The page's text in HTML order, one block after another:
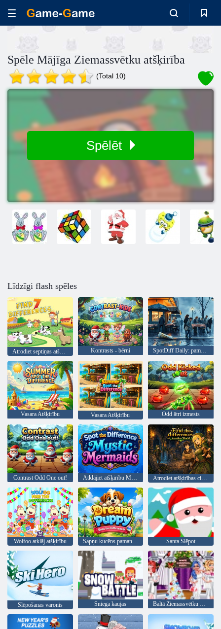
Spēle Mājīga Ziemassvētku atšķirība
(Total 10)
Spēlēt
Līdzīgi flash spēles
Atrodiet septiņas atšķirības Kontrasts - bērni SpotDiff Daily: pamaniet atšķirību
Vasara Atšķirību Vasara Atšķirību Odd ātri izmests
Contrast Odd One out! Atklājiet atšķirību Mistiskās nāras Atrodiet atšķirības citā pasaulē
Wolfoo atklāj atšķirību Sapņu kucēns pamana atšķirības Santa Slēpot
Slēpošanas varonis Sniega kaujas Baltā Ziemassvētku puse